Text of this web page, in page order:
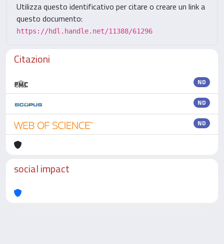
Utilizza questo identificativo per citare o creare un link a
questo documento:
https://hdl.handle.net/11388/61296
Citazioni
ND
ND
ND
social impact